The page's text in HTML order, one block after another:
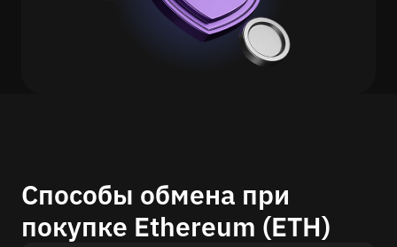
Способы обмена при
покупке Ethereum (ETH)